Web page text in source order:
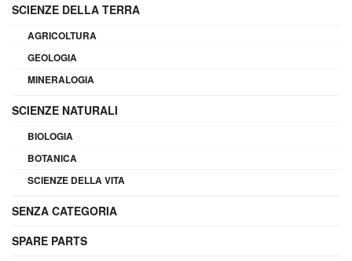
SCIENZE DELLA TERRA
AGRICOLTURA
GEOLOGIA
MINERALOGIA
SCIENZE NATURALI
BIOLOGIA
BOTANICA
SCIENZE DELLA VITA
SENZA CATEGORIA
SPARE PARTS